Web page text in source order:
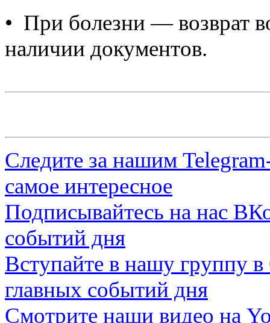
• При болезни — возврат
наличии документов.
Следите за нашим
самое интересное
Подписывайтесь на нас
событий дня
Вступайте в нашу группу в
главных событий дня
Смотрите наши видео на